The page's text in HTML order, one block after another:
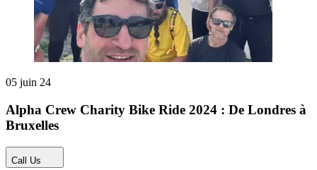
05 juin 24
Alpha Crew Charity Bike Ride 2024 : De Londres à
Bruxelles
Call Us